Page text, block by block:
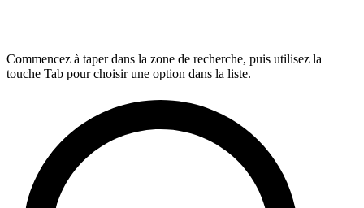
Commencez à taper dans la zone de recherche, puis utilisez la
touche Tab pour choisir une option dans la liste.